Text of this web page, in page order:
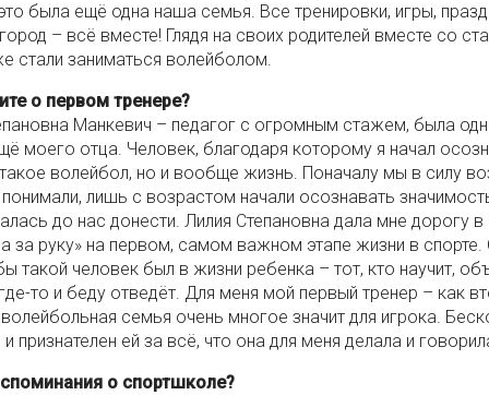
была ещё одна наша семья. Все тренировки, игры,
– всё вместе! Глядя на своих родителей вместе со
стали заниматься волейболом.
о первом тренере?
Манкевич – педагог с огромным стажем, была
моего отца. Человек, благодаря которому я начал
волейбол, но и вообще жизнь. Поначалу мы в силу
лишь с возрастом начали осознавать
до нас донести. Лилия Степановна дала мне дорогу
за руку» на первом, самом важном этапе жизни в спорте.
такой человек был в жизни ребенка – тот, кто научит,
то и беду отведёт. Для меня мой первый тренер – как
семья очень многое значит для игрока.
признателен ей за всё, что она для меня делала и
о спортшколе?